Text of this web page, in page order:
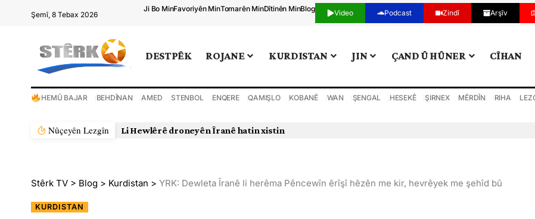
Şemî, 8 Tebax 2026
Ji Bo MinFavoriyên MinTomarên MinDîtinên MinBlog Video Podcast Zindî Arşîv
DESTPÊK ROJANE KURDISTAN JIN ÇAND Û HÛNER CÎHAN
HEMÛ BAJAR BEHDÎNAN AMED STENBOL ENQERE QAMIŞLO KOBANÊ WAN ŞENGAL HESEKÊ ŞIRNEX MÊRDÎN RIHA
Nûçeyên Lezgîn Li Hewlêrê droneyên Îranê hatin xistin
Stêrk TV > Blog > Kurdistan > YRK: Dewleta Îranê li herêma Pêncewîn êrîşî hêzên me kir, hevrêyek me şehîd bû
KURDISTAN